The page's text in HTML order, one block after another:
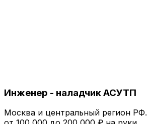
Инженер - наладчик АСУТП
Москва и центральный регион РФ.